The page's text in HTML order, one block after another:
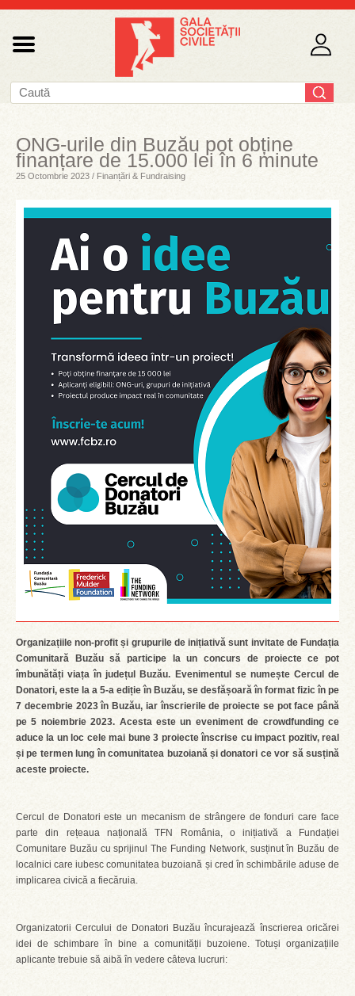
ONG-urile din Buzău pot obține
finanțare de 15.000 lei în 6 minute
25 Octombrie 2023 / Finanțări & Fundraising
Organizațiile non-profit și grupurile de inițiativă sunt invitate de Fundația
Comunitară Buzău să participe la un concurs de proiecte ce pot
îmbunătăți viața în județul Buzău. Evenimentul se numește Cercul de
Donatori, este la a 5-a ediție în Buzău, se desfășoară în format fizic în pe
7 decembrie 2023 în Buzău, iar înscrierile de proiecte se pot face până
pe 5 noiembrie 2023. Acesta este un eveniment de crowdfunding ce
aduce la un loc cele mai bune 3 proiecte înscrise cu impact pozitiv, real
și pe termen lung în comunitatea buzoiană și donatori ce vor să susțină
aceste proiecte.
Cercul de Donatori este un mecanism de strângere de fonduri care face
parte din rețeaua națională TFN România, o inițiativă a Fundației
Comunitare Buzău cu sprijinul The Funding Network, susținut în Buzău de
localnici care iubesc comunitatea buzoiană și cred în schimbările aduse de
implicarea civică a fiecăruia.
Organizatorii Cercului de Donatori Buzău încurajează înscrierea oricărei
idei de schimbare în bine a comunității buzoiene. Totuși organizațiile
aplicante trebuie să aibă în vedere câteva lucruri: